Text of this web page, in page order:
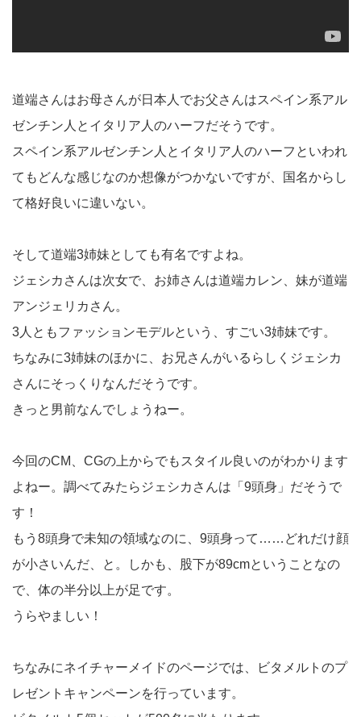
道端さんはお母さんが日本人でお父さんはスペイン系アル
ゼンチン人とイタリア人のハーフだそうです。
スペイン系アルゼンチン人とイタリア人のハーフといわれ
てもどんな感じなのか想像がつかないですが、国名からし
て格好良いに違いない。
そして道端3姉妹としても有名ですよね。
ジェシカさんは次女で、お姉さんは道端カレン、妹が道端
アンジェリカさん。
3人ともファッションモデルという、すごい3姉妹です。
ちなみに3姉妹のほかに、お兄さんがいるらしくジェシカ
さんにそっくりなんだそうです。
きっと男前なんでしょうねー。
今回のCM、CGの上からでもスタイル良いのがわかります
よねー。調べてみたらジェシカさんは「9頭身」だそうで
す！
もう8頭身で未知の領域なのに、9頭身って……どれだけ顔
が小さいんだ、と。しかも、股下が89cmということなの
で、体の半分以上が足です。
うらやましい！
ちなみにネイチャーメイドのページでは、ビタメルトのプ
レゼントキャンペーンを行っています。